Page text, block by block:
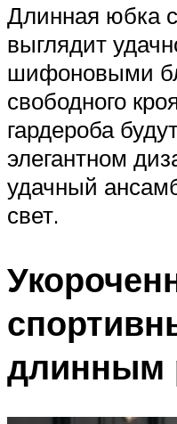
Длинная юбка
выглядит
шифоновыми
свободного
гардероба
элегантном
удачный
свет.
длинным